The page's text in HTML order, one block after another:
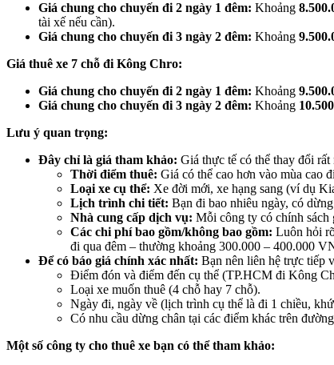
Giá chung cho chuyến đi 2 ngày 1 đêm: Khoảng
tài xế nếu cần).
Giá chung cho chuyến đi 3 ngày 2 đêm: Khoảng
Giá thuê xe 7 chỗ đi Kông Chro:
Giá chung cho chuyến đi 2 ngày 1 đêm: Khoảng
Giá chung cho chuyến đi 3 ngày 2 đêm: Khoảng
Lưu ý quan trọng:
Đây chỉ là giá tham khảo: Giá thực tế có thể thay đổi
Thời điểm thuê: Giá có thể cao hơn vào mùa cao
Loại xe cụ thể: Xe đời mới, xe hạng sang (ví dụ
Lịch trình chi tiết: Bạn đi bao nhiêu ngày, có
Nhà cung cấp dịch vụ: Mỗi công ty có chính sách
Các chi phí bao gồm/không bao gồm: Luôn hỏi
đi qua đêm – thường khoảng 300.000 – 400.000
Để có báo giá chính xác nhất: Bạn nên liên hệ trực tiếp
Điểm đón và điểm đến cụ thể (TP.HCM đi Kông
Loại xe muốn thuê (4 chỗ hay 7 chỗ).
Ngày đi, ngày về (lịch trình cụ thể là đi 1 chiều,
Có nhu cầu dừng chân tại các điểm khác trên
Một số công ty cho thuê xe bạn có thể tham khảo: